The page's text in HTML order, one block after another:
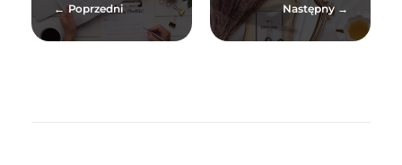
Poprzedni Następny